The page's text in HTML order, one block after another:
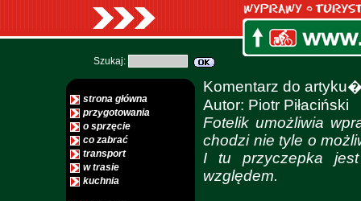
Szukaj:
strona główna
przygotowania
o sprzęcie
co zabrać
transport
w trasie
kuchnia
Komentarz do
Autor: Piotr Piłaciński
Fotelik umożliwia
chodzi nie tyle o
I tu przyczepka
względem.